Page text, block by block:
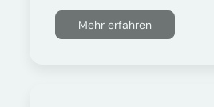
Mehr erfahren